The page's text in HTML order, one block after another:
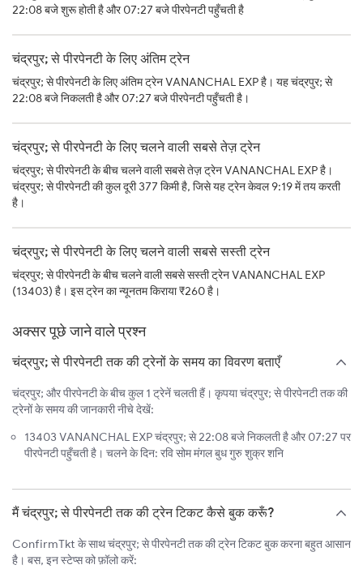
22:08 बजे शुरू होती है और 07:27 बजे पीरपेनटी पहुँचती है
चंद्रपुर; से पीरपेनटी के लिए अंतिम ट्रेन
चंद्रपुर; से पीरपेनटी के लिए अंतिम ट्रेन VANANCHAL EXP है। यह चंद्रपुर; से
22:08 बजे निकलती है और 07:27 बजे पीरपेनटी पहुँचती है।
चंद्रपुर; से पीरपेनटी के लिए चलने वाली सबसे तेज़ ट्रेन
चंद्रपुर; से पीरपेनटी के बीच चलने वाली सबसे तेज़ ट्रेन VANANCHAL EXP है।
चंद्रपुर; से पीरपेनटी की कुल दूरी 377 किमी है, जिसे यह ट्रेन केवल 9:19 में तय करती
है।
चंद्रपुर; से पीरपेनटी के लिए चलने वाली सबसे सस्ती ट्रेन
चंद्रपुर; से पीरपेनटी के बीच चलने वाली सबसे सस्ती ट्रेन VANANCHAL EXP
(13403) है। इस ट्रेन का न्यूनतम किराया ₹260 है।
अक्सर पूछे जाने वाले प्रश्न
चंद्रपुर; से पीरपेनटी तक की ट्रेनों के समय का विवरण बताएँ
चंद्रपुर; और पीरपेनटी के बीच कुल 1 ट्रेनें चलती हैं। कृपया चंद्रपुर; से पीरपेनटी तक की
ट्रेनों के समय की जानकारी नीचे देखें:
13403 VANANCHAL EXP चंद्रपुर; से 22:08 बजे निकलती है और 07:27 पर
पीरपेनटी पहुँचती है। चलने के दिन: रवि सोम मंगल बुध गुरु शुक्र शनि
मैं चंद्रपुर; से पीरपेनटी तक की ट्रेन टिकट कैसे बुक करूँ?
ConfirmTkt के साथ चंद्रपुर; से पीरपेनटी तक की ट्रेन टिकट बुक करना बहुत आसान
है। बस, इन स्टेप्स को फ़ॉलो करें: